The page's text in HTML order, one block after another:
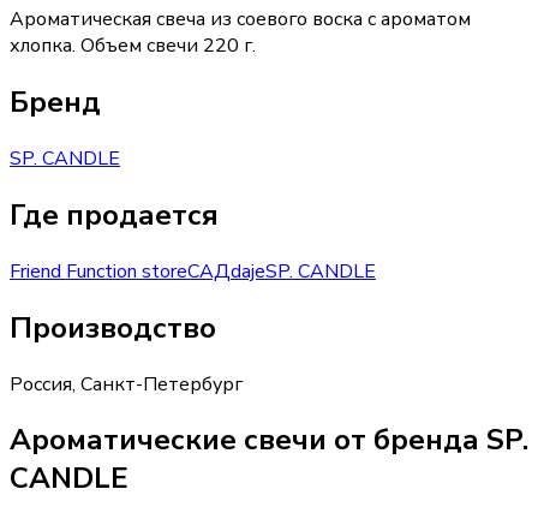
Ароматическая свеча из соевого воска с ароматом
хлопка. Объем свечи 220 г.
Бренд
SP. CANDLE
Где продается
Friend Function storeСАДdajeSP. CANDLE
Производство
Россия, Санкт-Петербург
Ароматические свечи от бренда SP.
CANDLE